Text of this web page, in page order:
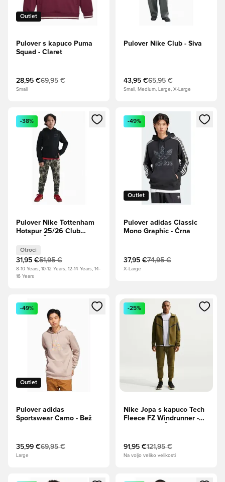
Outlet
Pulover s kapuco Puma
Squad - Claret
28,95 €69,95 €
Small
Pulover Nike Club - Siva
43,95 €65,95 €
Small, Medium, Large, X-Large
Odpre Modal za prijavo ali vpis kot član
-38%
Pulover Nike Tottenham
Hotspur 25/26 Club
Otroci
31,95 €51,95 €
8-10 Years, 10-12 Years, 12-14 Years, 14-
16 Years
Odpre Modal za prijavo ali
Outlet
-49%
Pulover adidas Classic
Mono Graphic - Črna
37,95 €74,95 €
X-Large
Odpre Modal za prijavo ali vpis kot član
Outlet
-49%
Pulover adidas
Sportswear Camo - Bež
35,99 €69,95 €
Large
Odpre Modal za prijavo ali
-25%
Nike Jopa s kapuco Tech
Fleece FZ Windrunner -
91,95 €121,95 €
Na voljo veliko velikosti